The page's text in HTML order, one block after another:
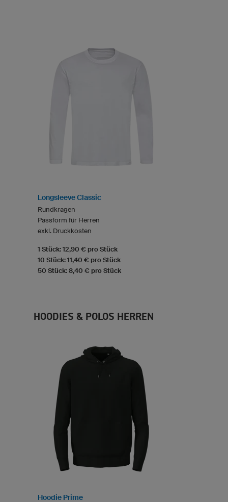
Longsleeve Classic
Rundkragen
Passform für Herren
exkl. Druckkosten
1 Stück: 12,90 € pro Stück
10 Stück: 11,40 € pro Stück
50 Stück: 8,40 € pro Stück
HOODIES & POLOS HERREN
Hoodie Prime